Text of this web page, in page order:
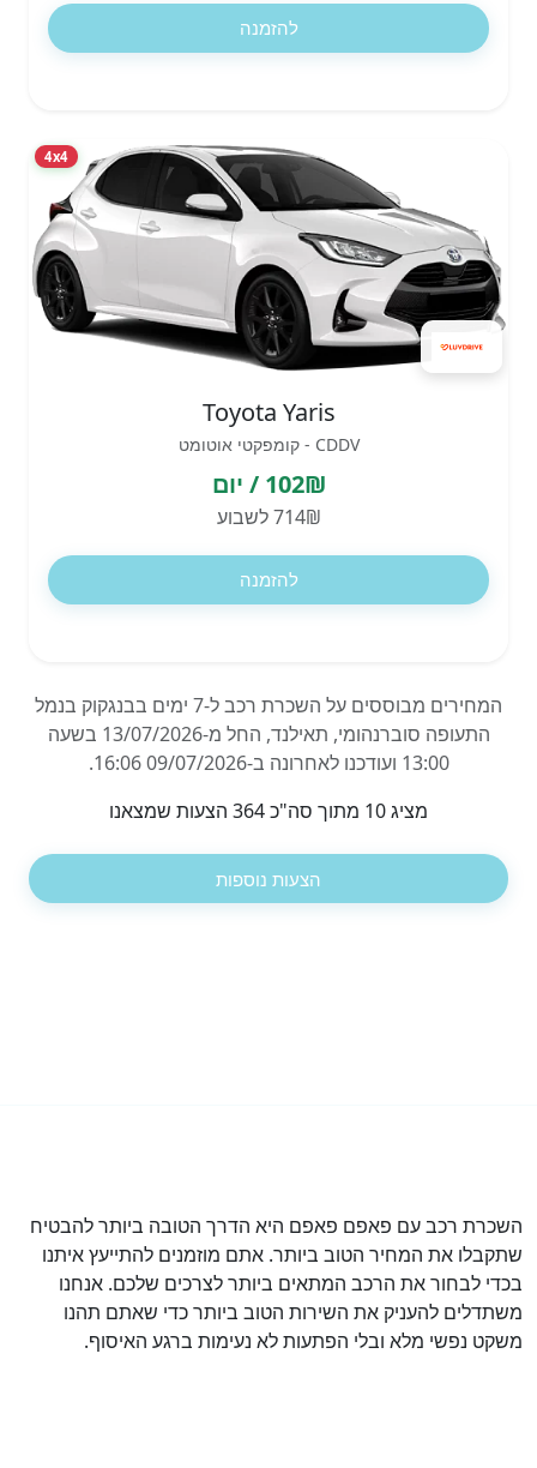
להזמנה
4x4
Toyota Yaris
CDDV - קומפקטי אוטומט
102₪ / יום
714₪ לשבוע
להזמנה
המחירים מבוססים על השכרת רכב ל-7 ימים בבנגקוק בנמל
התעופה סוברנהומי, תאילנד, החל מ-13/07/2026 בשעה
13:00 ועודכנו לאחרונה ב-09/07/2026 16:06.
מציג 10 מתוך סה"כ 364 הצעות שמצאנו
הצעות נוספות
השכרת רכב עם פאפם פאפם היא הדרך הטובה ביותר להבטיח
שתקבלו את המחיר הטוב ביותר. אתם מוזמנים להתייעץ איתנו
בכדי לבחור את הרכב המתאים ביותר לצרכים שלכם. אנחנו
משתדלים להעניק את השירות הטוב ביותר כדי שאתם תהנו
משקט נפשי מלא ובלי הפתעות לא נעימות ברגע האיסוף.